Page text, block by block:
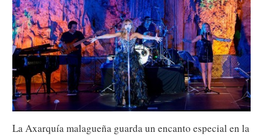
La Axarquía malagueña guarda un encanto especial en la